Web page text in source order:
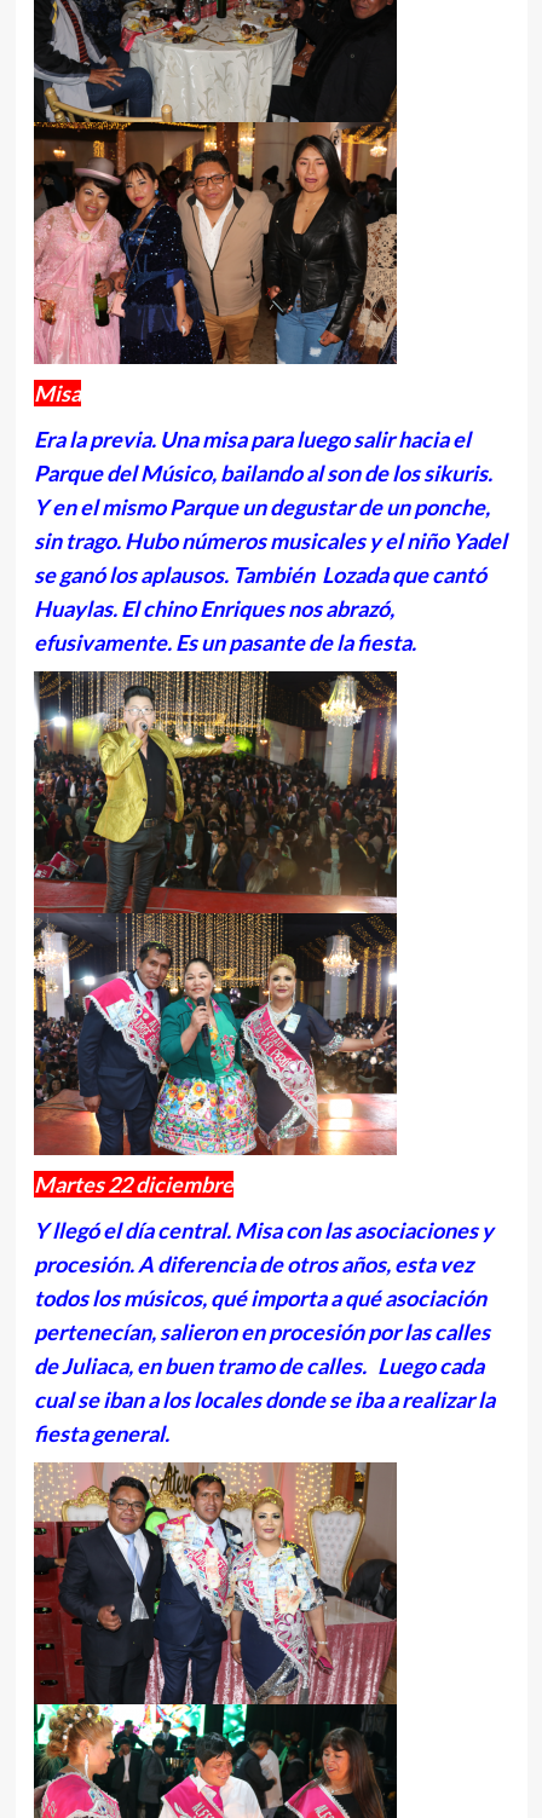
Misa
Era la previa. Una misa para luego salir hacia el
Parque del Músico, bailando al son de los sikuris.
Y en el mismo Parque un degustar de un ponche,
sin trago. Hubo números musicales y el niño Yadel
se ganó los aplausos. También Lozada que cantó
Huaylas. El chino Enriques nos abrazó,
efusivamente. Es un pasante de la fiesta.
Martes 22 diciembre
Y llegó el día central. Misa con las asociaciones y
procesión. A diferencia de otros años, esta vez
todos los músicos, qué importa a qué asociación
pertenecían, salieron en procesión por las calles
de Juliaca, en buen tramo de calles. Luego cada
cual se iban a los locales donde se iba a realizar la
fiesta general.